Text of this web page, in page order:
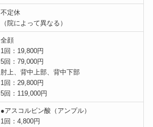
不定休
（院によって異なる）
全顔
1回：19,800円
5回：79,000円
肘上、背中上部、背中下部
1回：29,800円
5回：119,000円
●アスコルビン酸（アンプル）
1回：4,800円